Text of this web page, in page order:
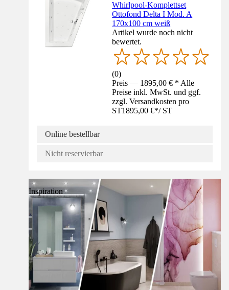
Whirlpool-Komplettset
Ottofond Delta I Mod. A
170x100 cm weiß
Artikel wurde noch nicht
bewertet.
(0)
Preis — 1895,00 € * Alle
Preise inkl. MwSt. und ggf.
zzgl. Versandkosten pro
ST1895,00 €*/ ST
Online bestellbar
Nicht reservierbar
Inspiration